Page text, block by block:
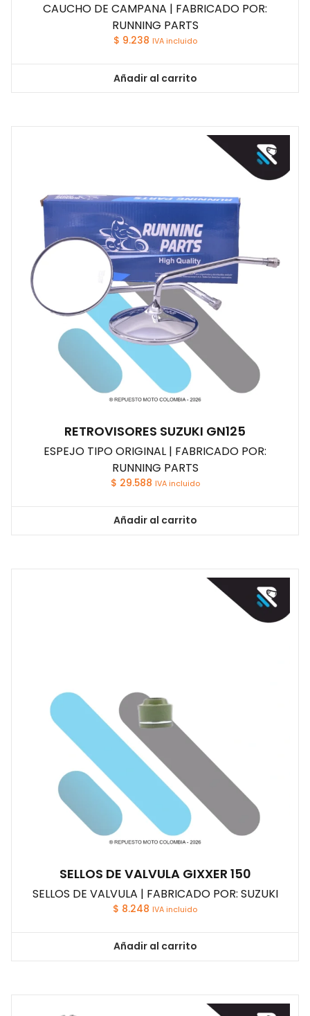
CAUCHO DE CAMPANA | FABRICADO POR:
RUNNING PARTS
$ 9.238 IVA incluido
Añadir al carrito
RETROVISORES SUZUKI GN125
ESPEJO TIPO ORIGINAL | FABRICADO POR:
RUNNING PARTS
$ 29.588 IVA incluido
Añadir al carrito
SELLOS DE VALVULA GIXXER 150
SELLOS DE VALVULA | FABRICADO POR: SUZUKI
$ 8.248 IVA incluido
Añadir al carrito